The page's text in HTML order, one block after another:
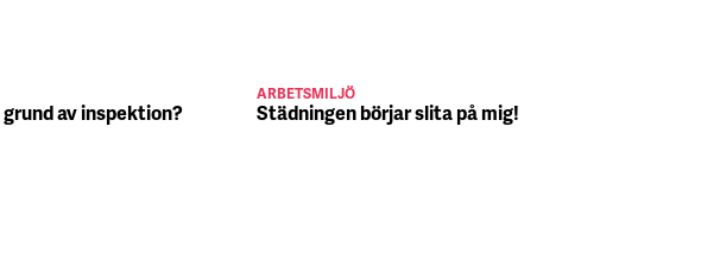
av inspektion?
ARBETSMILJÖ
Städningen börjar slita på mig!